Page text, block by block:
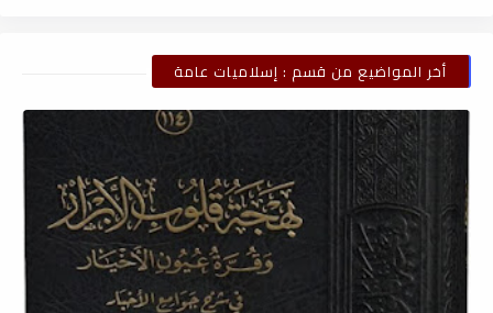
أخر المواضيع من قسم : إسلاميات عامة